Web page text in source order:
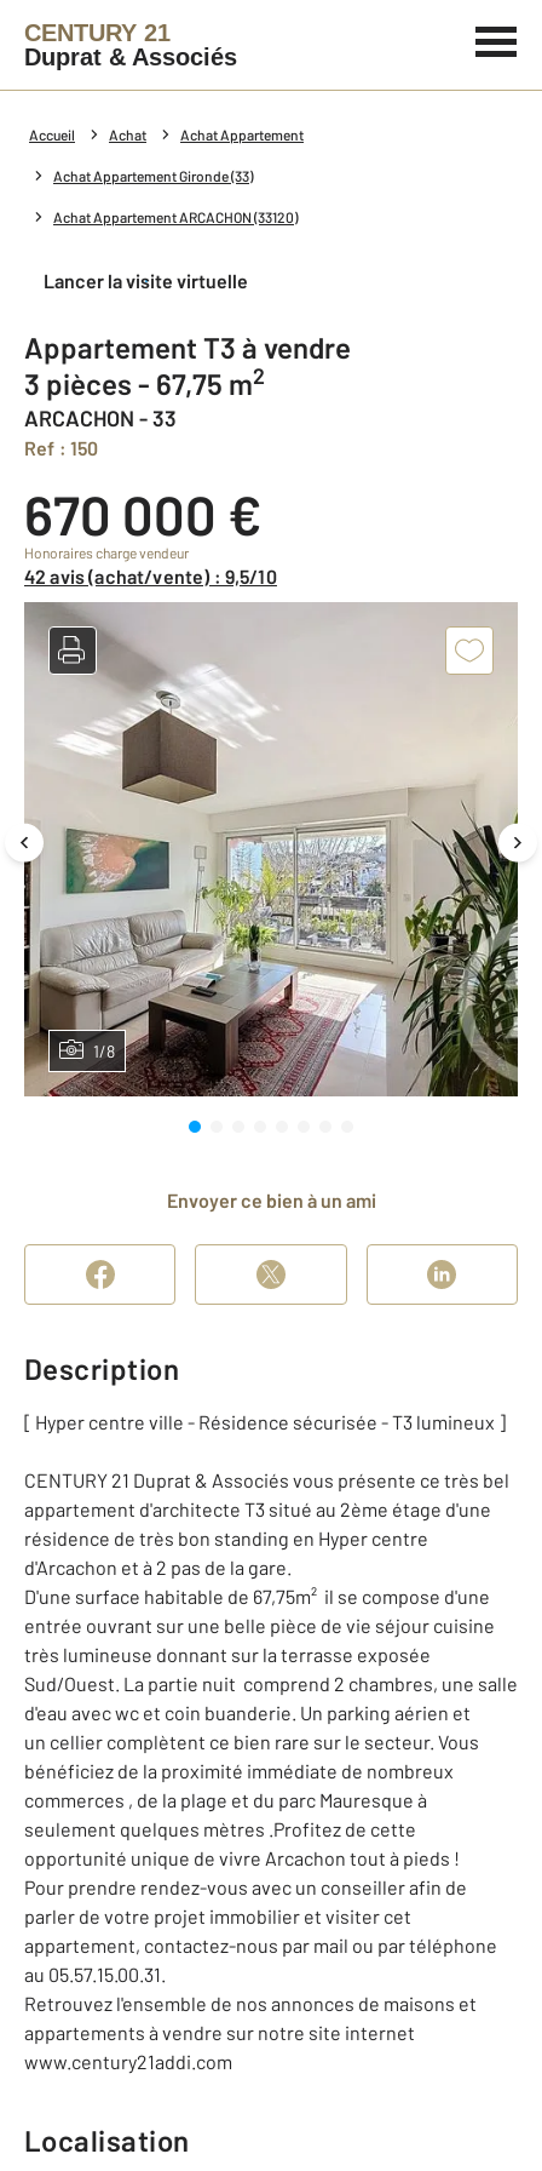
CENTURY 21
Duprat & Associés
Accueil Achat Achat Appartement
Achat Appartement Gironde (33)
Achat Appartement ARCACHON (33120)
Lancer la visite virtuelle
Appartement T3 à vendre
3 pièces - 67,75 m2
ARCACHON - 33
Ref : 150
670 000 €
Honoraires charge vendeur
42 avis (achat/vente) : 9,5/10
1/8
Envoyer ce bien à un ami
Description
[ Hyper centre ville - Résidence sécurisée - T3 lumineux ]
CENTURY 21 Duprat & Associés vous présente ce très bel
appartement d'architecte T3 situé au 2ème étage d'une
résidence de très bon standing en Hyper centre
d'Arcachon et à 2 pas de la gare.
D'une surface habitable de 67,75m² il se compose d'une
entrée ouvrant sur une belle pièce de vie séjour cuisine
très lumineuse donnant sur la terrasse exposée
Sud/Ouest. La partie nuit comprend 2 chambres, une salle
d'eau avec wc et coin buanderie. Un parking aérien et
un cellier complètent ce bien rare sur le secteur. Vous
bénéficiez de la proximité immédiate de nombreux
commerces , de la plage et du parc Mauresque à
seulement quelques mètres .Profitez de cette
opportunité unique de vivre Arcachon tout à pieds !
Pour prendre rendez-vous avec un conseiller afin de
parler de votre projet immobilier et visiter cet
appartement, contactez-nous par mail ou par téléphone
au 05.57.15.00.31.
Retrouvez l'ensemble de nos annonces de maisons et
appartements à vendre sur notre site internet
www.century21addi.com
Localisation